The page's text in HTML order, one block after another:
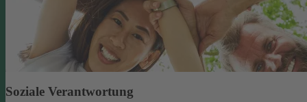
Soziale Verantwortung